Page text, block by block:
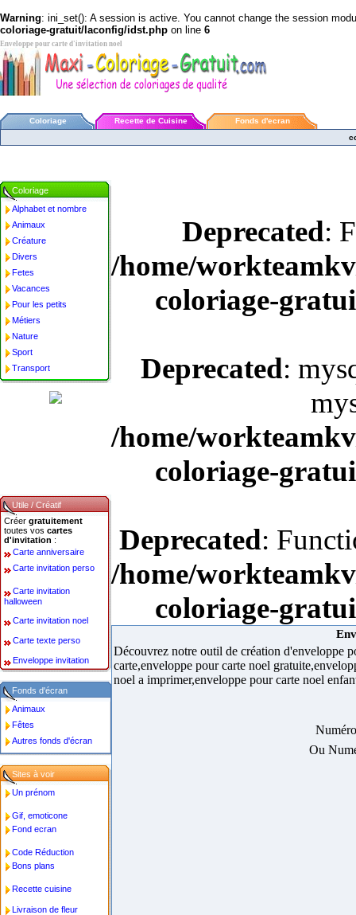
Warning: ini_set(): A session is active. You cannot change the session
coloriage-gratuit/laconfig/idst.php on line 6
Enveloppe pour carte d'invitation noel
Coloriage Recette de Cuisine
Fonds d'ecran
Deprecated:
/home/
coloriage-
Deprecated:
/home/
coloriage-
Deprecated:
/home/
coloriage-
Découvrez notre outil de création d'enveloppe
carte,enveloppe pour carte noel
noel a imprimer,enveloppe pour carte noel
Ou
Coloriage
Alphabet et nombre
Animaux
Créature
Divers
Fetes
Vacances
Pour les petits
Métiers
Nature
Sport
Transport
Utile / Créatif
Créer gratuitement
toutes vos cartes
d'invitation :
Carte anniversaire
Carte invitation perso
Carte invitation
halloween
Carte invitation noel
Carte texte perso
Enveloppe invitation
Fonds d'écran
Animaux
Fêtes
Autres fonds d'écran
Sites à voir
Un prénom
Gif, emoticone
Fond ecran
Code Réduction
Bons plans
Recette cuisine
Livraison de fleur